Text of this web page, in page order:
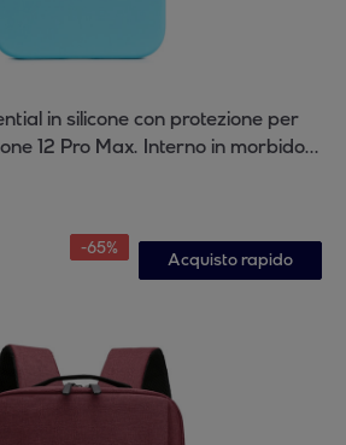
12 Pro Max. Interno in morbido
centimetri. Colore blu
-65%
Acquisto rapido